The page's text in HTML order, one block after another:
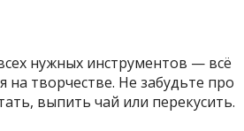
нужных инструментов — всё
на творчестве. Не забудьте про
выпить чай или перекусить.